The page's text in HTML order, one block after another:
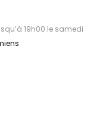
19h00 le samedi